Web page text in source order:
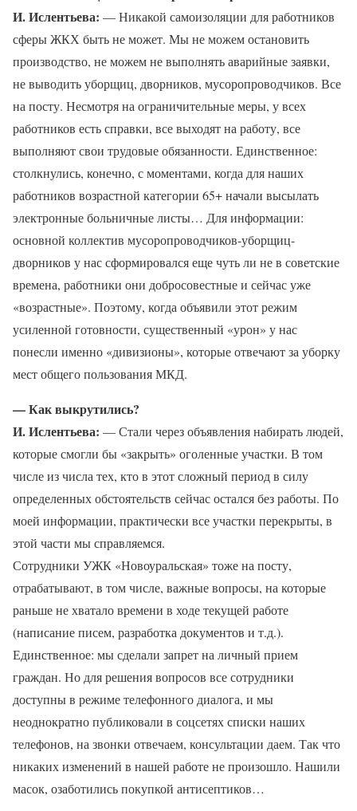
И. Ислентьева: — Никакой самоизоляции для работников
сферы ЖКХ быть не может. Мы не можем остановить
производство, не можем не выполнять аварийные заявки,
не выводить уборщиц, дворников, мусоропроводчиков. Все
на посту. Несмотря на ограничительные меры, у всех
работников есть справки, все выходят на работу, все
выполняют свои трудовые обязанности. Единственное:
столкнулись, конечно, с моментами, когда для наших
работников возрастной категории 65+ начали высылать
электронные больничные листы… Для информации:
основной коллектив мусоропроводчиков-уборщиц-
дворников у нас сформировался еще чуть ли не в советские
времена, работники они добросовестные и сейчас уже
«возрастные». Поэтому, когда объявили этот режим
усиленной готовности, существенный «урон» у нас
понесли именно «дивизионы», которые отвечают за уборку
мест общего пользования МКД.
— Как выкрутились?
И. Ислентьева: — Стали через объявления набирать людей,
которые смогли бы «закрыть» оголенные участки. В том
числе из числа тех, кто в этот сложный период в силу
определенных обстоятельств сейчас остался без работы. По
моей информации, практически все участки перекрыты, в
этой части мы справляемся.
Сотрудники УЖК «Новоуральская» тоже на посту,
отрабатывают, в том числе, важные вопросы, на которые
раньше не хватало времени в ходе текущей работе
(написание писем, разработка документов и т.д.).
Единственное: мы сделали запрет на личный прием
граждан. Но для решения вопросов все сотрудники
доступны в режиме телефонного диалога, и мы
неоднократно публиковали в соцсетях списки наших
телефонов, на звонки отвечаем, консультации даем. Так что
никаких изменений в нашей работе не произошло. Нашили
масок, озаботились покупкой антисептиков…